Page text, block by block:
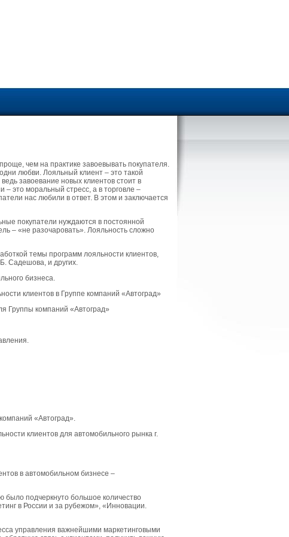
чем на практике завоевывать покупателя.
любви. Лояльный клиент – это такой
завоевание новых клиентов стоит в
это моральный стресс, а в торговле –
нас любили в ответ. В этом и заключается
покупатели нуждаются в постоянной
– «не разочаровать». Лояльность сложно
темы программ лояльности клиентов,
Садешова, и других.
бизнеса.
клиентов в Группе компаний «Автоград»
Группы компаний «Автоград»
«Автоград».
клиентов для автомобильного рынка г.
в автомобильном бизнесе –
было подчеркнуто большое количество
в России и за рубежом», «Инновации.
управления важнейшими маркетинговыми